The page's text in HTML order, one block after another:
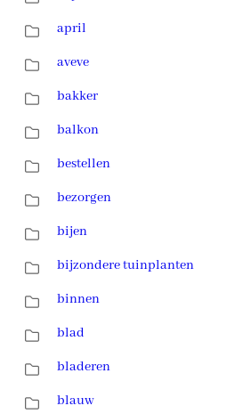
april
aveve
bakker
balkon
bestellen
bezorgen
bijen
bijzondere tuinplanten
binnen
blad
bladeren
blauw